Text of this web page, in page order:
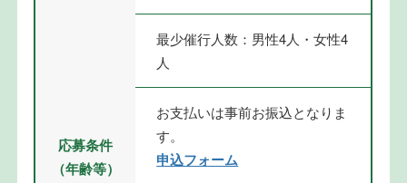
応募条件
（年齢等）
最少催行人数：男性4人・女性4
人
お支払いは事前お振込となりま
す。
申込フォーム